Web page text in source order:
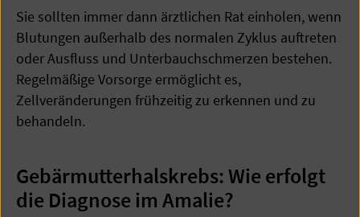
Sie sollten immer dann ärztlichen Rat einholen, wenn
Blutungen außerhalb des normalen Zyklus auftreten
oder Ausfluss und Unterbauchschmerzen bestehen.
Regelmäßige Vorsorge ermöglicht es,
Zellveränderungen frühzeitig zu erkennen und zu
behandeln.
Gebärmutterhalskrebs: Wie erfolgt
die Diagnose im Amalie?